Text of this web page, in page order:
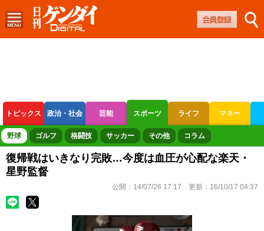
トピックス 政治・社会 芸能 スポーツ ライフ マネー
ボートレース 競輪 オートレース
野球 ゴルフ 格闘技 サッカー その他 コラム
復帰戦はいきなり完敗…今度は血圧が心配な楽天・
星野監督
公開： 14/07/26 17:17 更新： 16/10/17 04:37